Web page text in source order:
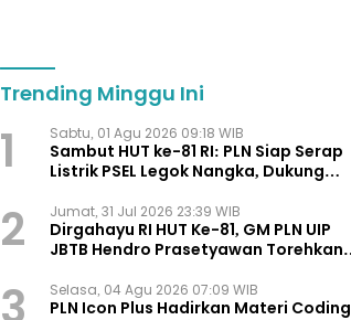
Trending Minggu Ini
1 Sabtu, 01 Agu 2026 09:18 WIB
Sambut HUT ke-81 RI: PLN Siap Serap
Listrik PSEL Legok Nangka, Dukung
2 Jumat, 31 Jul 2026 23:39 WIB
Dirgahayu RI HUT Ke-81, GM PLN UIP
JBTB Hendro Prasetyawan Torehkan
Energi Regional.
Selasa, 04 Agu 2026 07:09 WIB
PLN Icon Plus Hadirkan Materi Coding